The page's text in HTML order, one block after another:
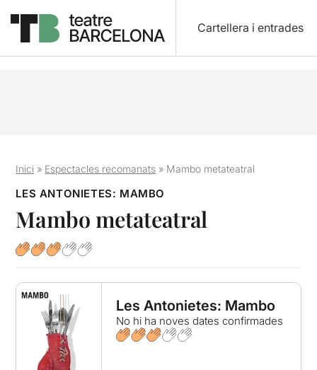
Cartellera i entrades
Inici » Espectacles recomanats » Mambo metateatral
LES ANTONIETES: MAMBO
Mambo metateatral
Les Antonietes: Mambo
No hi ha noves dates confirmades